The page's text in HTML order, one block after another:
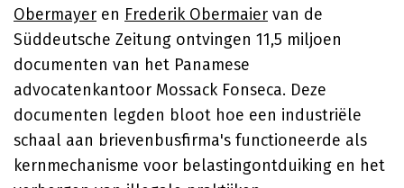
Obermayer en Frederik Obermaier van de
Süddeutsche Zeitung ontvingen 11,5 miljoen
documenten van het Panamese
advocatenkantoor Mossack Fonseca. Deze
documenten legden bloot hoe een industriële
schaal aan brievenbusfirma's functioneerde als
kernmechanisme voor belastingontduiking en het